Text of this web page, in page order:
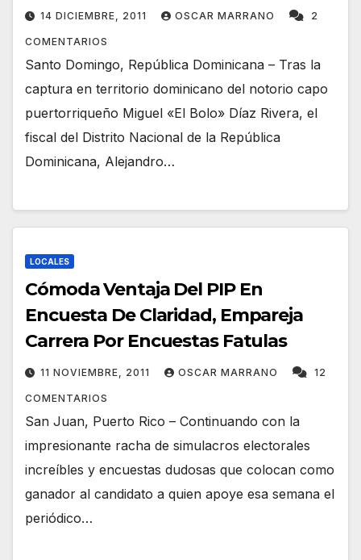
14 DICIEMBRE, 2011 OSCAR MARRANO 2
COMENTARIOS
Santo Domingo, República Dominicana – Tras la
captura en territorio dominicano del notorio capo
puertorriqueño Miguel «El Bolo» Díaz Rivera, el
fiscal del Distrito Nacional de la República
Dominicana, Alejandro…
LOCALES
Cómoda Ventaja Del PIP En
Encuesta De Claridad, Empareja
Carrera Por Encuestas Fatulas
11 NOVIEMBRE, 2011 OSCAR MARRANO 12
COMENTARIOS
San Juan, Puerto Rico – Continuando con la
impresionante racha de simulacros electorales
increíbles y encuestas dudosas que colocan como
ganador al candidato a quien apoye esa semana el
periódico…